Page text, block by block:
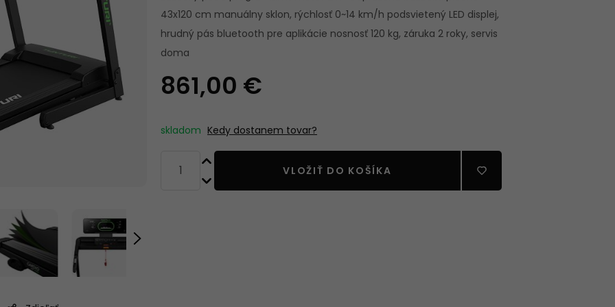
STROJOM
POSILOVACÍ
A PRÍSLUŠENSTVO
43x120 cm manuálny sklon, rýchlosť 0~14 km/h podsvietený LED displej,
hrudný pás bluetooth pre aplikácie nosnosť 120 kg, záruka 2 roky, servis
doma
861,00 €
skladom Kedy dostanem tovar?
VLOŽIŤ DO KOŠÍKA